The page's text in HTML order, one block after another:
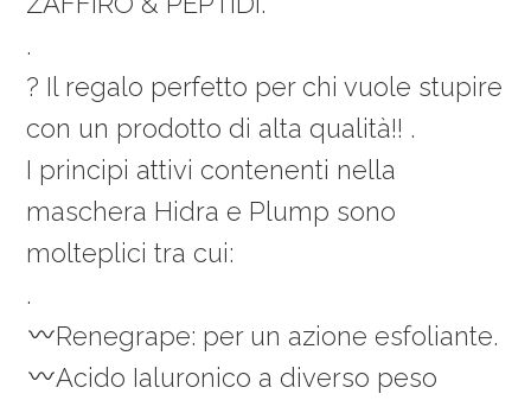
.
? Il regalo perfetto per chi vuole stupire
con un prodotto di alta qualità!! .
I principi attivi contenenti nella
maschera Hidra e Plump sono
molteplici tra cui:
.
Renegrape: per un azione esfoliante.
Acido Ialuronico a diverso peso